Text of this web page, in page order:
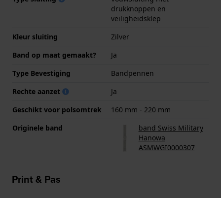
drukknoppen en
veiligheidsklep
Kleur sluiting
Zilver
Band op maat gemaakt?
Ja
Type Bevestiging
Bandpennen
Rechte aanzet
Ja
Geschikt voor polsomtrek
160 mm - 220 mm
Originele band
band Swiss Military
Hanowa
ASMWGI0000307
Print & Pas